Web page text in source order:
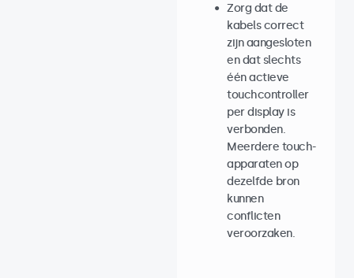
Zorg dat de
kabels correct
zijn aangesloten
en dat slechts
één actieve
touchcontroller
per display is
verbonden.
Meerdere touch-
apparaten op
dezelfde bron
kunnen
conflicten
veroorzaken.